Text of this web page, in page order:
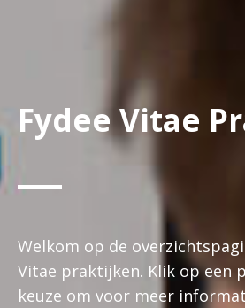
Fydee Vitae
Welkom op de
Vitae praktijken. Klik op een
keuze om voor meer